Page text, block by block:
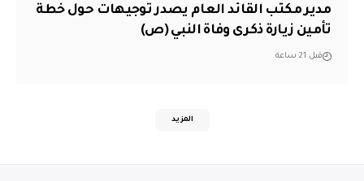
مدير مكتب القائد العام يصدر توجيهات حول خطة
تأمين زيارة ذكرى وفاة النبي (ص)
قبل 21 ساعة
المزيد